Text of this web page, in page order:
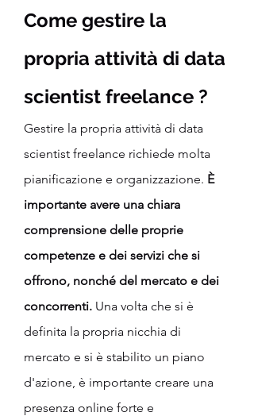
Come gestire la
propria attività di data
scientist freelance ?
Gestire la propria attività di data
scientist freelance richiede molta
pianificazione e organizzazione. È
importante avere una chiara
comprensione delle proprie
competenze e dei servizi che si
offrono, nonché del mercato e dei
concorrenti. Una volta che si è
definita la propria nicchia di
mercato e si è stabilito un piano
d'azione, è importante creare una
presenza online forte e